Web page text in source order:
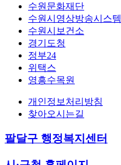
수원문화재단
수원시영상방송시스템
수원시보건소
경기도청
정부24
위택스
영흥수목원
개인정보처리방침
찾아오시는길
팔달구 행정복지센터